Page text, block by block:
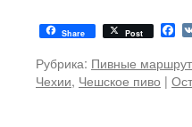
Share Post
Рубрика: Пивные
Чехии, Чешское пиво |